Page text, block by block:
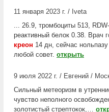
11 января 2023 г. / Iveta
... 26.9, тромбоциты 513,
реактивный белок 0.38. Врач
креон 14 дн, сейчас
любой совет. открыть
9 июля 2022 г. / Евгений /
Сильный метеоризм в
чувство неполного
золотистый стрептокок,…